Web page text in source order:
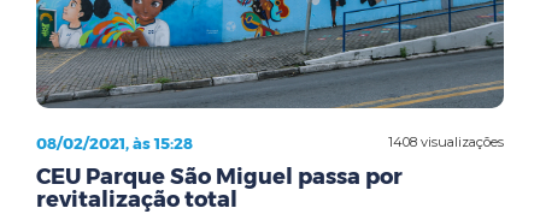
1408 visualizações
08/02/2021, às 15:28
CEU Parque São Miguel passa por
revitalização total